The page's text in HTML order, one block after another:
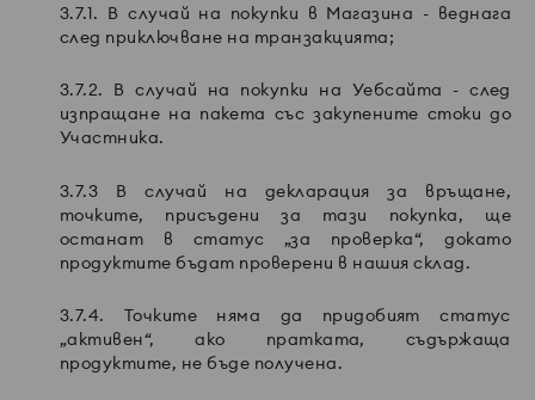
3.7.1. В случай на покупки в Магазина - веднага
след приключване на транзакцията;
3.7.2. В случай на покупки на Уебсайта - след
изпращане на пакета със закупените стоки до
Участника.
3.7.3 В случай на декларация за връщане,
точките, присъдени за тази покупка, ще
останат в статус „за проверка“, докато
продуктите бъдат проверени в нашия склад.
3.7.4. Точките няма да придобият статус
„активен“, ако пратката, съдържаща
продуктите, не бъде получена.